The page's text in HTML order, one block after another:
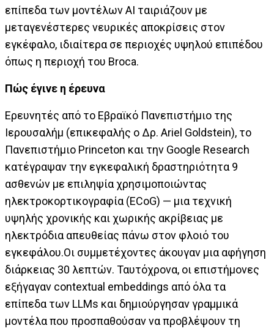
επίπεδα των μοντέλων AI ταιριάζουν με
μεταγενέστερες νευρικές αποκρίσεις στον
εγκέφαλο, ιδιαίτερα σε περιοχές υψηλού επιπέδου
όπως η περιοχή του Broca.
Πώς έγινε η έρευνα
Ερευνητές από το Εβραϊκό Πανεπιστήμιο της
Ιερουσαλήμ (επικεφαλής ο Δρ. Ariel Goldstein), το
Πανεπιστήμιο Princeton και την Google Research
κατέγραψαν την εγκεφαλική δραστηριότητα 9
ασθενών με επιληψία χρησιμοποιώντας
ηλεκτροκορτικογραφία (ECoG) — μια τεχνική
υψηλής χρονικής και χωρικής ακρίβειας με
ηλεκτρόδια απευθείας πάνω στον φλοιό του
εγκεφάλου.Οι συμμετέχοντες άκουγαν μια αφήγηση
διάρκειας 30 λεπτών. Ταυτόχρονα, οι επιστήμονες
εξήγαγαν contextual embeddings από όλα τα
επίπεδα των LLMs και δημιούργησαν γραμμικά
μοντέλα που προσπαθούσαν να προβλέψουν τη